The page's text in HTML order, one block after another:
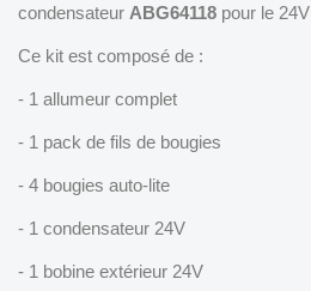
condensateur ABG64118 pour le 24V
Ce kit est composé de :
- 1 allumeur complet
- 1 pack de fils de bougies
- 4 bougies auto-lite
- 1 condensateur 24V
- 1 bobine extérieur 24V